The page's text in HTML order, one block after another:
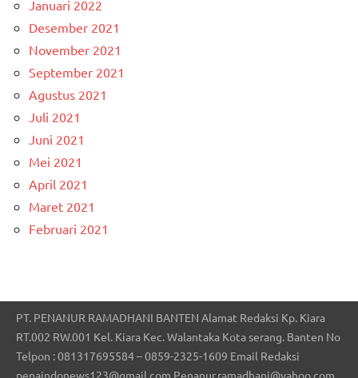
Januari 2022
Desember 2021
November 2021
September 2021
Agustus 2021
Juli 2021
Juni 2021
Mei 2021
April 2021
Maret 2021
Februari 2021
PT. PENANUR RAMADHANI BANTEN Alamat Redaksi Kp. Kiara
RT.002 RW.001 Kel. Kiara Kec. Walantaka Kota serang. Banten No
Telpon : 081317695584 – 0859-2325-1609 Email Redaksi
penaindonews123@gmail.com Penanur.ramadhani@yahoo.com